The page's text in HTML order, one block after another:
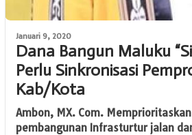
Januari 9, 2020
Dana Bangun Maluku
Perlu Sinkronisasi
Kab/Kota
Ambon, MX. Com.
pembangunan Infrasturtur jalan